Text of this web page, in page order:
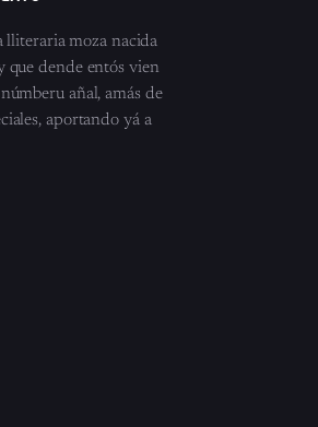
lliteraria moza nacida
dende entós vien
añal, amás de
aportando yá a